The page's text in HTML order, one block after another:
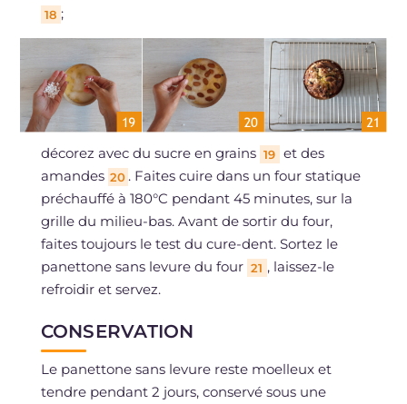
18 ;
décorez avec du sucre en grains 19 et des
amandes 20 . Faites cuire dans un four statique
préchauffé à 180°C pendant 45 minutes, sur la
grille du milieu-bas. Avant de sortir du four,
faites toujours le test du cure-dent. Sortez le
panettone sans levure du four 21 , laissez-le
refroidir et servez.
CONSERVATION
Le panettone sans levure reste moelleux et
tendre pendant 2 jours, conservé sous une